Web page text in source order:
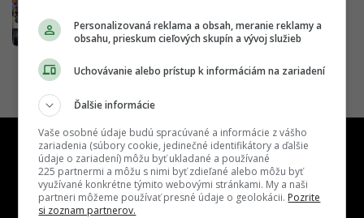
Serenou Williams
Personalizovaná reklama a obsah, meranie reklamy a
obsahu, prieskum cieľových skupín a vývoj služieb
Uchovávanie alebo prístup k informáciám na zariadení
Ďalšie informácie
Vaše osobné údaje budú spracúvané a informácie z vášho
zariadenia (súbory cookie, jedinečné identifikátory a ďalšie
údaje o zariadení) môžu byť ukladané a používané
225 partnermi a môžu s nimi byť zdieľané alebo môžu byť
využívané konkrétne týmito webovými stránkami. My a naši
partneri môžeme používať presné údaje o geolokácii. Pozrite
si zoznam partnerov.